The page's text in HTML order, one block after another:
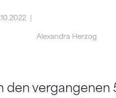
Alexandra Herzog
den